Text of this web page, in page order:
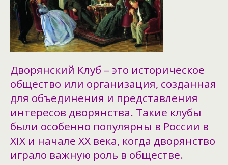
Дворянский Клуб – это историческое
общество или организация, созданная
для объединения и представления
интересов дворянства. Такие клубы
были особенно популярны в России в
XIX и начале XX века, когда дворянство
играло важную роль в обществе.